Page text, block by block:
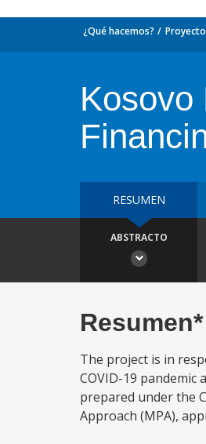
¿Qué hacemos?
Kosovo
RESUMEN
ABSTRACTO
Resumen*
The project is in
COVID-19
prepared under the
Approach (MPA),